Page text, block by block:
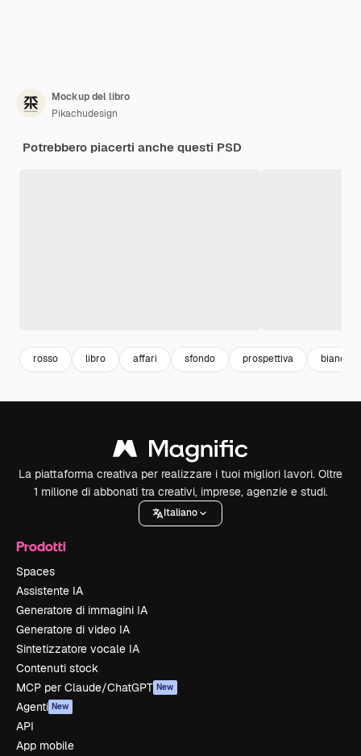
Mockup del libro
Pikachudesign
Potrebbero piacerti anche questi PSD
rosso libro affari sfondo prospettiva bianco
La piattaforma creativa per realizzare i tuoi migliori lavori. Oltre
1 milione di abbonati tra creativi, imprese, agenzie e studi.
Italiano
Prodotti
Spaces
Assistente IA
Generatore di immagini IA
Generatore di video IA
Sintetizzatore vocale IA
Contenuti stock
MCP per Claude/ChatGPT New
Agenti New
API
App mobile